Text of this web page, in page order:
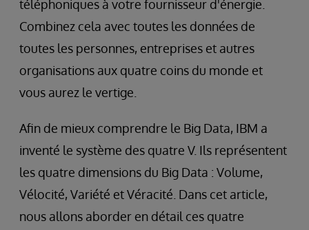
téléphoniques à votre fournisseur d'énergie.
Combinez cela avec toutes les données de
toutes les personnes, entreprises et autres
organisations aux quatre coins du monde et
vous aurez le vertige.
Afin de mieux comprendre le Big Data, IBM a
inventé le système des quatre V. Ils représentent
les quatre dimensions du Big Data : Volume,
Vélocité, Variété et Véracité. Dans cet article,
nous allons aborder en détail ces quatre